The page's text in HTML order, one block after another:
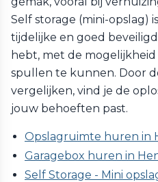
Self storage (mini-opslag)
tijdelijke en goed
hebt, met de
spullen te kunnen. Door
vergelijken, vind je de
jouw behoeften past.
Opslagruimte huren in
Garagebox huren in
Self Storage - Mini